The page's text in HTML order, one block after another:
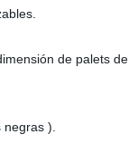
de palets
).